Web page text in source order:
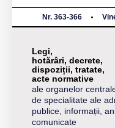
Nr. 363-366
Legi,
hotărâri, decrete,
dispoziții, tratate,
acte normative
ale organelor
de specialitate ale
publice, informații,
comunicate